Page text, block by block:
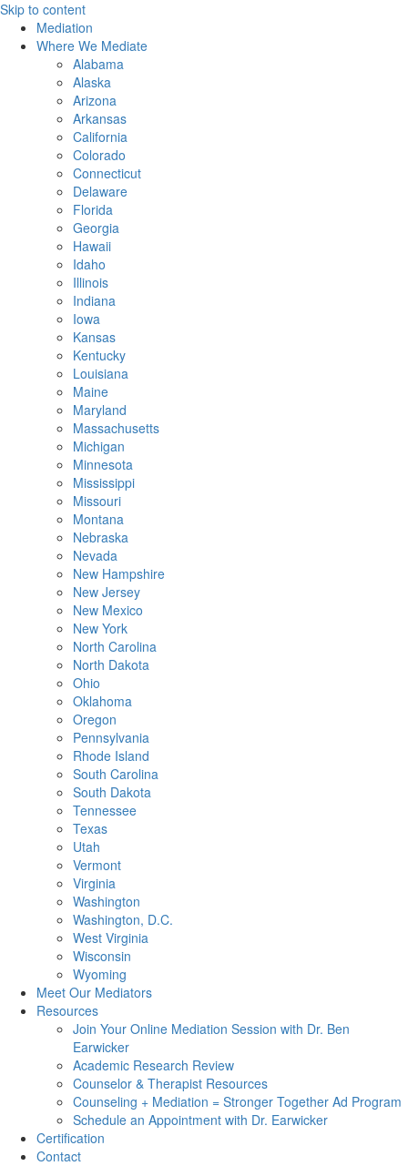
Skip to content
Mediation
Where We Mediate
Alabama
Alaska
Arizona
Arkansas
California
Colorado
Connecticut
Delaware
Florida
Georgia
Hawaii
Idaho
Illinois
Indiana
Iowa
Kansas
Kentucky
Louisiana
Maine
Maryland
Massachusetts
Michigan
Minnesota
Mississippi
Missouri
Montana
Nebraska
Nevada
New Hampshire
New Jersey
New Mexico
New York
North Carolina
North Dakota
Ohio
Oklahoma
Oregon
Pennsylvania
Rhode Island
South Carolina
South Dakota
Tennessee
Texas
Utah
Vermont
Virginia
Washington
Washington, D.C.
West Virginia
Wisconsin
Wyoming
Meet Our Mediators
Resources
Join Your Online Mediation Session with Dr. Ben
Earwicker
Academic Research Review
Counselor & Therapist Resources
Counseling + Mediation = Stronger Together Ad Program
Schedule an Appointment with Dr. Earwicker
Certification
Contact